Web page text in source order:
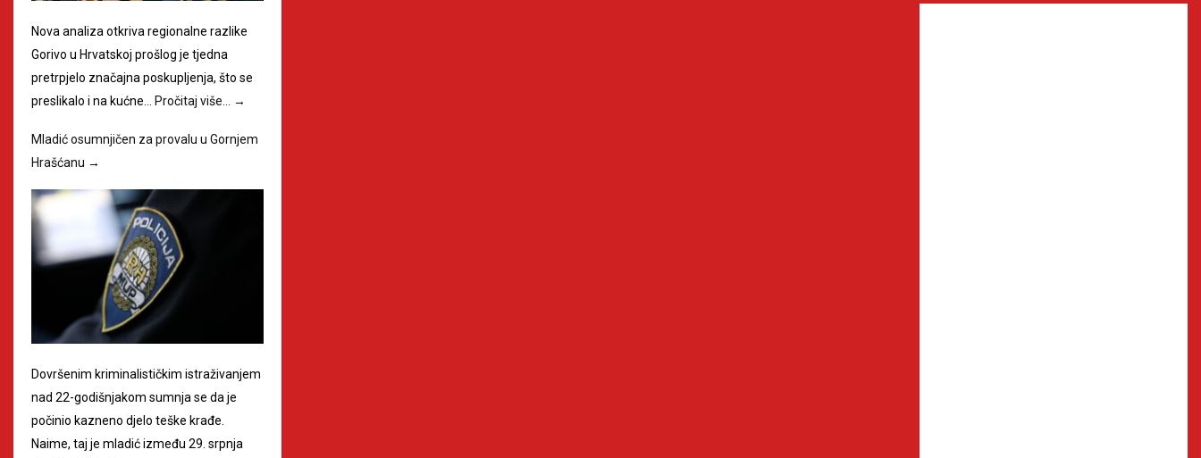
Nova analiza otkriva regionalne razlike
Gorivo u Hrvatskoj prošlog je tjedna
pretrpjelo značajna poskupljenja, što se
preslikalo i na kućne…
Pročitaj više… →
Mladić osumnjičen za provalu u Gornjem
Hrašćanu →
Dovršenim kriminalističkim istraživanjem
nad 22-godišnjakom sumnja se da je
počinio kazneno djelo teške krađe.
Naime, taj je mladić između 29. srpnja